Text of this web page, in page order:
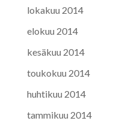
lokakuu 2014
elokuu 2014
kesäkuu 2014
toukokuu 2014
huhtikuu 2014
tammikuu 2014